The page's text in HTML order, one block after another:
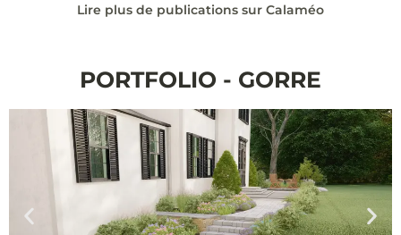
Lire plus de publications sur Calaméo
PORTFOLIO - GORRE